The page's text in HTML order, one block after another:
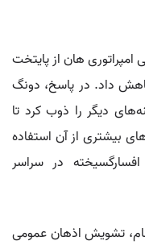
هان از پایتخت
داد. در پاسخ، دونگ
دیگر را ذوب کرد تا
بیشتری از آن استفاده
در سراسر
علیه نظام، تشویش اذهان عمومی